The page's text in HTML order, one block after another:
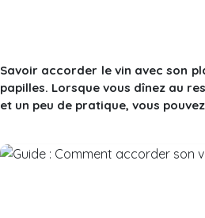
Savoir accorder le vin avec son
papilles. Lorsque vous dînez au
et un peu de pratique, vous